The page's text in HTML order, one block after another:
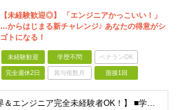
【未経験歓迎◎】 「エンジニアかっこいい！」
…からはじまる新チャレンジ♪ あなたの得意がシ
ゴトになる！
未経験歓迎 学歴不問 ベテランOK
完全週休2日 賞与複数月 面接1回
【IT業界＆エンジニア完全未経験者OK！】 ■学歴不問 ■第二新卒歓迎 ■未経験OK ☆IT知識は一切問いません！ 【活かせる経験・スキル】 ■接客経験をお持ちの方 ■PCが得意な方 接客経験（フ